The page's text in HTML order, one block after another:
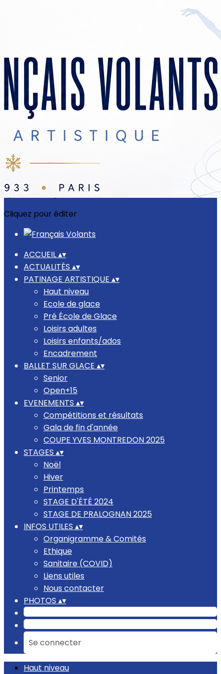
?>
Images de la page d'accueil
Cliquez pour éditer
Ajoutez un logo, un bouton, des réseaux sociaux
Cliquez pour éditer
ACCUEIL▴▾
ACTUALITÉS ▴▾
PATINAGE ARTISTIQUE ▴▾
Haut niveau
Ecole de glace
Pré École de Glace
Loisirs adultes
Loisirs enfants/ados
Encadrement
BALLET SUR GLACE ▴▾
Senior
Open+15
EVENEMENTS ▴▾
Compétitions et résultats
Gala de fin d'année
COUPE YVES MONTREDON 2025
STAGES ▴▾
Noël
Hiver
Printemps
STAGE D'ÉTÉ 2024
STAGE DE PRALOGNAN 2025
INFOS UTILES ▴▾
Organigramme & Comités
Ethique
Sanitaire (COVID)
Liens utiles
Nous contacter
PHOTOS ▴▾
Se connecter
Haut niveau